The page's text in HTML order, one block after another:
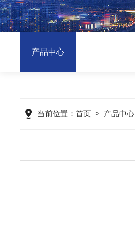
产品中心
当前位置： 首页 > 产品中心